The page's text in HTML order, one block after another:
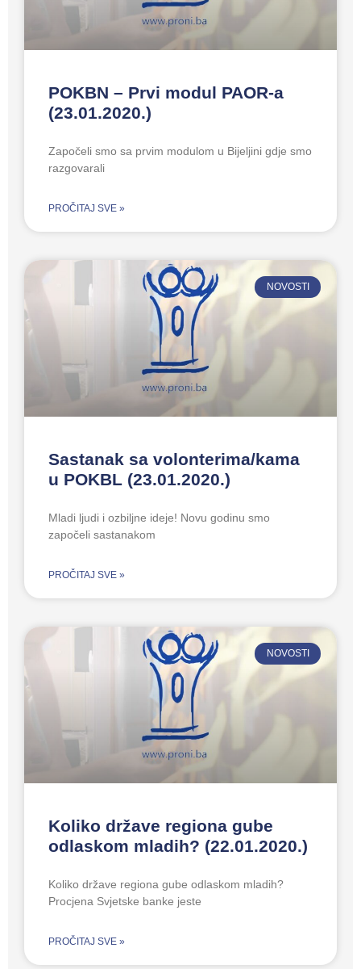
POKBN – Prvi modul PAOR-a
(23.01.2020.)
Započeli smo sa prvim modulom u Bijeljini gdje smo
razgovarali
PROČITAJ SVE »
NOVOSTI
Sastanak sa volonterima/kama
u POKBL (23.01.2020.)
Mladi ljudi i ozbiljne ideje! Novu godinu smo
započeli sastanakom
PROČITAJ SVE »
NOVOSTI
Koliko države regiona gube
odlaskom mladih? (22.01.2020.)
Koliko države regiona gube odlaskom mladih?
Procjena Svjetske banke jeste
PROČITAJ SVE »